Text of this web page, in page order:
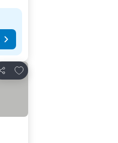
Paylaş
Favorilerime ekle